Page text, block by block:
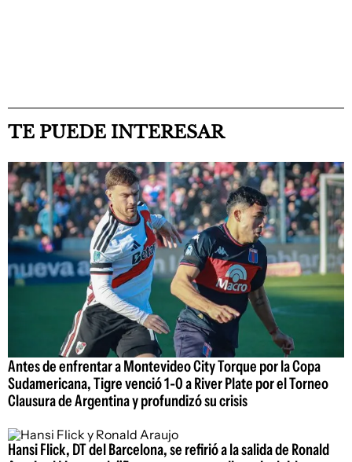
TE PUEDE INTERESAR
Antes de enfrentar a Montevideo City Torque por la Copa
Sudamericana, Tigre venció 1-0 a River Plate por el Torneo
Clausura de Argentina y profundizó su crisis
Hansi Flick, DT del Barcelona, se refirió a la salida de Ronald